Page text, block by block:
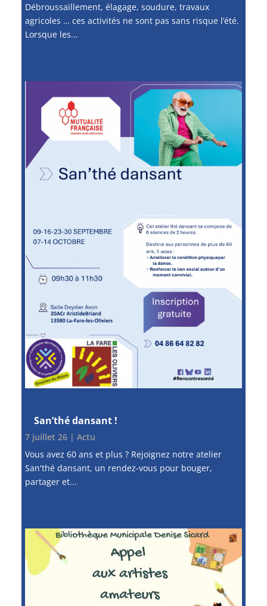
Débroussaillement, élagage, soudure, travaux
agricoles … ces activités ne sont pas sans risque l’été.
Lorsque les...
San’thé dansant !
7 juillet 26| Actu
Vous avez 60 ans et plus ? Rejoignez notre atelier
San'thé dansant, un rendez-vous pour bouger,
partager et...